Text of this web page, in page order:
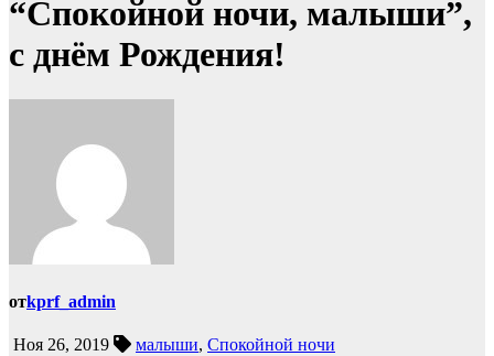
“Спокойной ночи, малыши”,
с днём Рождения!
отkprf_admin
Ноя 26, 2019 малыши, Спокойной ночи